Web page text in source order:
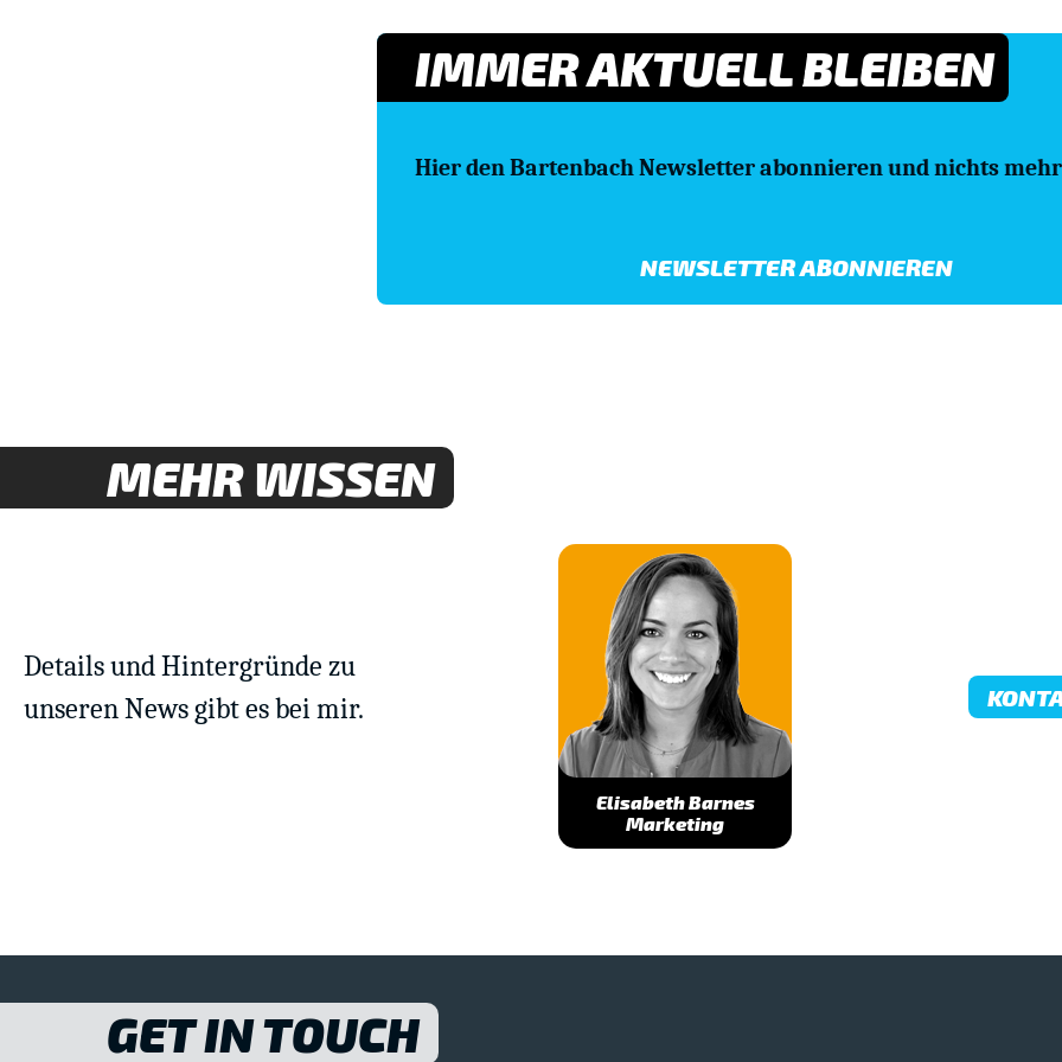
IMMER AKTUELL BLEIBEN
Hier den Bartenbach Newsletter abonnieren und nichts
NEWSLETTER ABONNIEREN
MEHR WISSEN
Details und Hintergründe zu
unseren News gibt es bei mir.
Elisabeth Barnes
Marketing
GET IN TOUCH